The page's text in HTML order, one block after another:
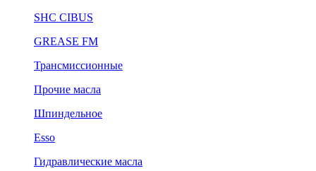
SHC CIBUS
GREASE FM
Трансмиссионные
Прочие масла
Шпиндельное
Esso
Гидравлические масла